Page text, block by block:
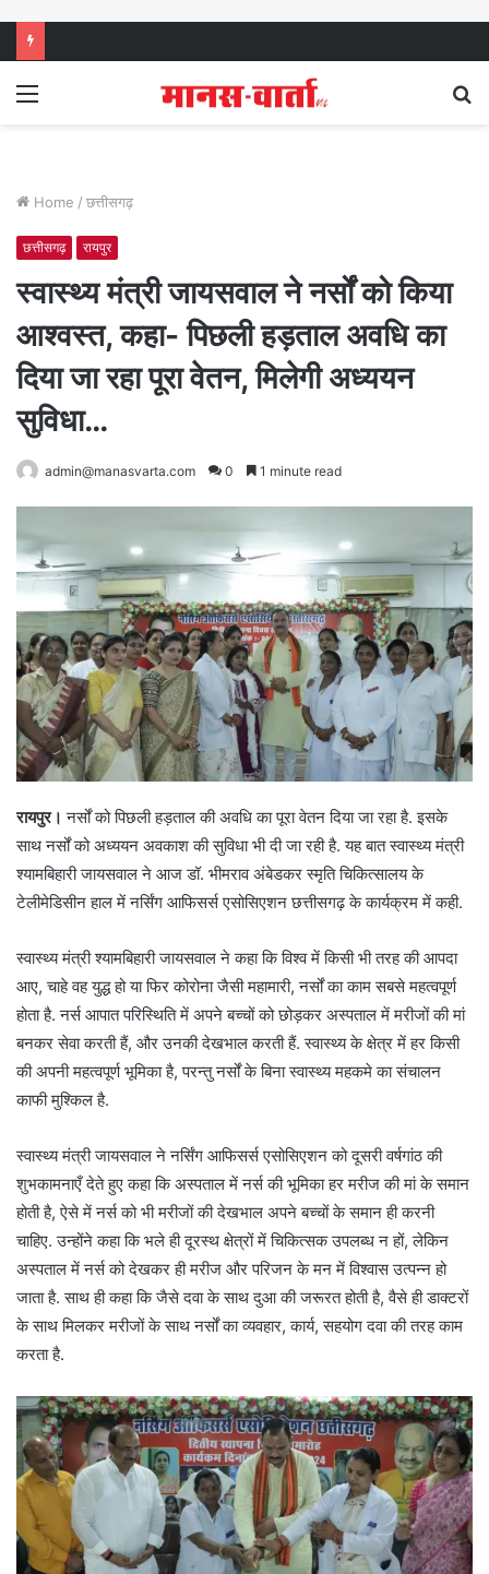
Menu
Home / छत्तीसगढ़
छत्तीसगढ़ रायपुर
स्वास्थ्य मंत्री जायसवाल ने नर्सों को किया
आश्वस्त, कहा- पिछली हड़ताल अवधि का
दिया जा रहा पूरा वेतन, मिलेगी अध्ययन
सुविधा…
admin@manasvarta.com 0 1 minute read
रायपुर। नर्सों को पिछली हड़ताल की अवधि का पूरा वेतन दिया जा रहा है. इसके
साथ नर्सों को अध्ययन अवकाश की सुविधा भी दी जा रही है. यह बात स्वास्थ्य मंत्री
श्यामबिहारी जायसवाल ने आज डॉ. भीमराव अंबेडकर स्मृति चिकित्सालय के
टेलीमेडिसीन हाल में नर्सिंग आफिसर्स एसोसिएशन छत्तीसगढ़ के कार्यक्रम में कही.
स्वास्थ्य मंत्री श्यामबिहारी जायसवाल ने कहा कि विश्व में किसी भी तरह की आपदा
आए, चाहे वह युद्ध हो या फिर कोरोना जैसी महामारी, नर्सों का काम सबसे महत्वपूर्ण
होता है. नर्स आपात परिस्थिति में अपने बच्चों को छोड़कर अस्पताल में मरीजों की मां
बनकर सेवा करती हैं, और उनकी देखभाल करती हैं. स्वास्थ्य के क्षेत्र में हर किसी
की अपनी महत्वपूर्ण भूमिका है, परन्तु नर्सों के बिना स्वास्थ्य महकमे का संचालन
काफी मुश्किल है.
स्वास्थ्य मंत्री जायसवाल ने नर्सिंग आफिसर्स एसोसिएशन को दूसरी वर्षगांठ की
शुभकामनाएँ देते हुए कहा कि अस्पताल में नर्स की भूमिका हर मरीज की मां के समान
होती है, ऐसे में नर्स को भी मरीजों की देखभाल अपने बच्चों के समान ही करनी
चाहिए. उन्होंने कहा कि भले ही दूरस्थ क्षेत्रों में चिकित्सक उपलब्ध न हों, लेकिन
अस्पताल में नर्स को देखकर ही मरीज और परिजन के मन में विश्वास उत्पन्न हो
जाता है. साथ ही कहा कि जैसे दवा के साथ दुआ की जरूरत होती है, वैसे ही डाक्टरों
के साथ मिलकर मरीजों के साथ नर्सों का व्यवहार, कार्य, सहयोग दवा की तरह काम
करता है.